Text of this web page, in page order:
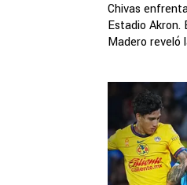
Chivas
Estadio
Madero reveló